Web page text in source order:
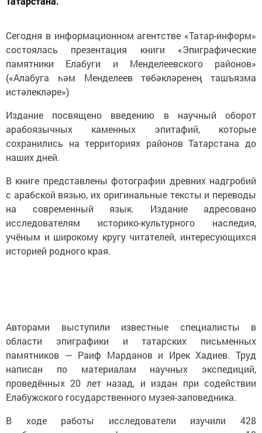
Сегодня в информационном агентстве «Татар-информ»
состоялась презентация книги «Эпиграфические
памятники Елабуги и Менделеевского районов»
(«Алабуга һәм Менделеев төбәкләренең ташъязма
истәлекләре»)
Издание посвящено введению в научный оборот
арабоязычных каменных эпитафий, которые
сохранились на территориях районов Татарстана до
наших дней.
В книге представлены фотографии древних надгробий
с арабской вязью, их оригинальные тексты и переводы
на современный язык. Издание адресовано
исследователям историко-культурного наследия,
учёным и широкому кругу читателей, интересующихся
историей родного края.
Авторами выступили известные специалисты в
области эпиграфики и татарских письменных
памятников — Раиф Марданов и Ирек Хадиев. Труд
написан по материалам научных экспедиций,
проведённых 20 лет назад, и издан при содействии
Елабужского государственного музея-заповедника.
В ходе работы исследователи изучили 428